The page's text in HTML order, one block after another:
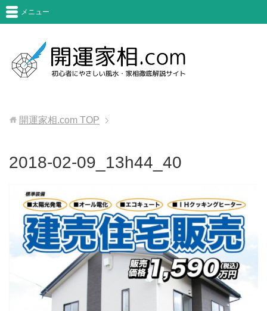
メニュー
開運家相.com TOP
2018-02-09_13h44_40